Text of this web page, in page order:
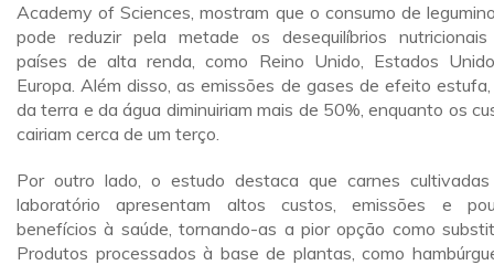
Academy of Sciences, mostram que o consumo de
pode reduzir pela metade os desequilíbrios
países de alta renda, como Reino Unido, Estados
Europa. Além disso, as emissões de gases de efeito
da terra e da água diminuiriam mais de 50%, enquanto os
cairiam cerca de um terço.
Por outro lado, o estudo destaca que carnes
laboratório apresentam altos custos, emissões e
benefícios à saúde, tornando-as a pior opção como
Produtos processados à base de plantas, como